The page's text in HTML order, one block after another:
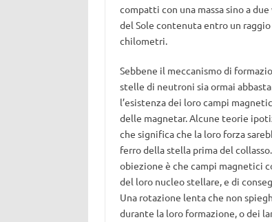
compatti con una massa sino a
del Sole contenuta entro un raggio
chilometri.
Sebbene il meccanismo di
stelle di neutroni sia ormai
l’esistenza dei loro campi
delle magnetar. Alcune teorie
che significa che la loro forza
ferro della stella prima del
obiezione è che campi magnetici
del loro nucleo stellare, e di
Una rotazione lenta che non
durante la loro formazione, o dei